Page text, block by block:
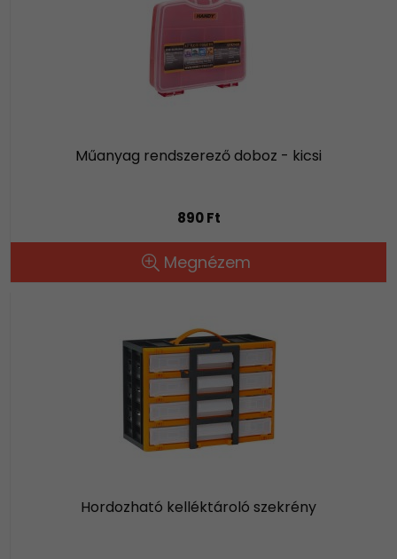
Műanyag rendszerező doboz - kicsi
890 Ft
Megnézem
Hordozható kelléktároló szekrény